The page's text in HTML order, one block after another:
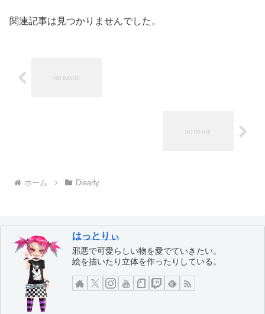
関連記事は見つかりませんでした。
ホーム Diearly
はっとりぃ
邪悪で可愛らしい物を愛でていきたい。
絵を描いたり立体を作ったりしている。